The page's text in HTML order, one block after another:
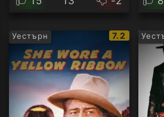
Уестърн
IMDb
рейтинг:
7.2